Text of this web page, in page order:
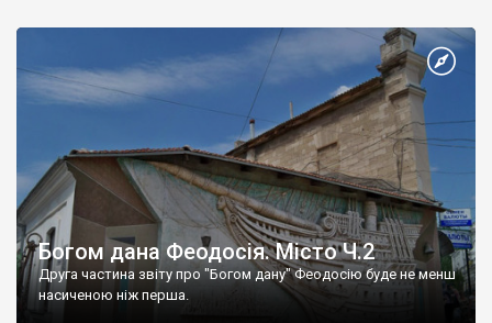
Богом дана Феодосія. Місто Ч.2
Друга частина звіту про "Богом дану" Феодосію буде не менш
насиченою ніж перша.